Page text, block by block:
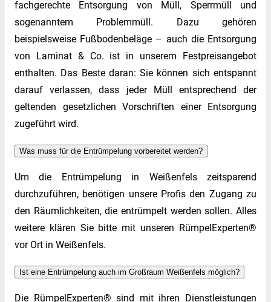
fachgerechte Entsorgung von Müll, Sperrmüll und
sogenanntem Problemmüll. Dazu gehören
beispielsweise Fußbodenbeläge – auch die Entsorgung
von Laminat & Co. ist in unserem Festpreisangebot
enthalten. Das Beste daran: Sie können sich entspannt
darauf verlassen, dass jeder Müll entsprechend der
geltenden gesetzlichen Vorschriften einer Entsorgung
zugeführt wird.
Was muss für die Entrümpelung vorbereitet werden?
Um die Entrümpelung in Weißenfels zeitsparend
durchzuführen, benötigen unsere Profis den Zugang zu
den Räumlichkeiten, die entrümpelt werden sollen. Alles
weitere klären Sie bitte mit unseren RümpelExperten®
vor Ort in Weißenfels.
Ist eine Entrümpelung auch im Großraum Weißenfels möglich?
Die RümpelExperten® sind mit ihren Dienstleistungen